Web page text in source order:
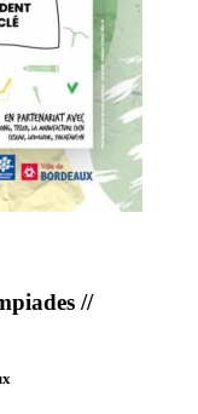
//